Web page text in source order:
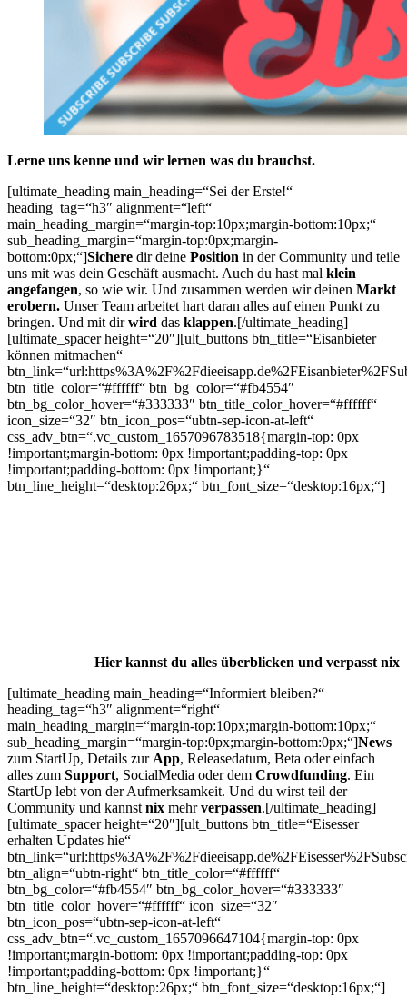
Lerne uns kenne und wir lernen was du brauchst.
[ultimate_heading main_heading=“Sei der Erste!“
heading_tag=“h3″ alignment=“left“
main_heading_margin=“margin-top:10px;margin-bottom:10px;“
sub_heading_margin=“margin-top:0px;margin-
bottom:0px;“]Sichere dir deine Position in der Community und teile
uns mit was dein Geschäft ausmacht. Auch du hast mal klein
angefangen, so wie wir. Und zusammen werden wir deinen Markt
erobern. Unser Team arbeitet hart daran alles auf einen Punkt zu
bringen. Und mit dirwird das klappen.[/ultimate_heading]
[ultimate_spacer height=“20″][ult_buttons btn_title=“Eisanbieter
können mitmachen“
btn_title_color=“#ffffff“ btn_bg_color=“#fb4554″
btn_bg_color_hover=“#333333″ btn_title_color_hover=“#ffffff“
icon_size=“32″ btn_icon_pos=“ubtn-sep-icon-at-left“
css_adv_btn=“.vc_custom_1657096783518{margin-top: 0px
!important;margin-bottom: 0px !important;padding-top: 0px
!important;padding-bottom: 0px !important;}“
btn_line_height=“desktop:26px;“ btn_font_size=“desktop:16px;“]
Hier kannst du alles überblicken und verpasst nix
[ultimate_heading main_heading=“Informiert bleiben?“
heading_tag=“h3″ alignment=“right“
main_heading_margin=“margin-top:10px;margin-bottom:10px;“
sub_heading_margin=“margin-top:0px;margin-bottom:0px;“]News
zum StartUp, Details zur App, Releasedatum, Beta oder einfach
alles zum Support, SocialMedia oder dem Crowdfunding. Ein
StartUp lebt von der Aufmerksamkeit. Und du wirst teil der
Community und kannst nix mehrverpassen.[/ultimate_heading]
[ultimate_spacer height=“20″][ult_buttons btn_title=“Eisesser
erhalten Updates hie“
btn_align=“ubtn-right“ btn_title_color=“#ffffff“
btn_bg_color=“#fb4554″ btn_bg_color_hover=“#333333″
btn_title_color_hover=“#ffffff“ icon_size=“32″
btn_icon_pos=“ubtn-sep-icon-at-left“
css_adv_btn=“.vc_custom_1657096647104{margin-top: 0px
!important;margin-bottom: 0px !important;padding-top: 0px
!important;padding-bottom: 0px !important;}“
btn_line_height=“desktop:26px;“ btn_font_size=“desktop:16px;“]